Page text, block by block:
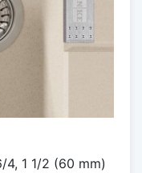
1 1/2 (60 mm)